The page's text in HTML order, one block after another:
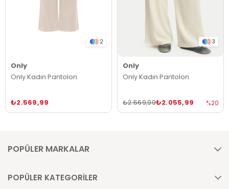
2
Only
Only Kadın Pantolon
₺2.569,99
3
Only
Only Kadın Pantolon
₺2.055,99
₺2.569,99 %20
POPÜLER MARKALAR
POPÜLER KATEGORİLER